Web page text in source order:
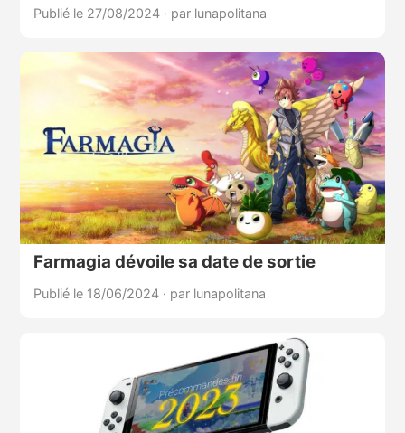
Publié le 27/08/2024 · par lunapolitana
Farmagia dévoile sa date de sortie
Publié le 18/06/2024 · par lunapolitana